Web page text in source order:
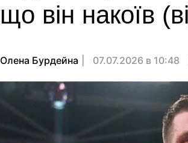
що він накоїв
Олена Бурдейна 07.07.2026 в 10:48